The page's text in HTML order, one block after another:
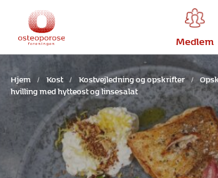
Medlem
Hjem / Kost / Kostvejledning og opskrifter /
hvilling med hytteost og linsesalat